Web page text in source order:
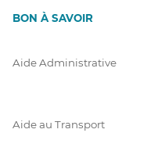
BON À SAVOIR
Aide Administrative
Aide au Transport